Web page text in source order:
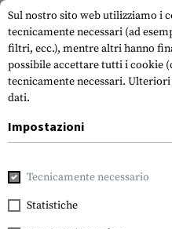
Sul nostro sito web utilizziamo i
tecnicamente necessari (ad
filtri, ecc.), mentre altri hanno
possibile accettare tutti i cookie
tecnicamente necessari. Ulteriori
dati.
Impostazioni
Tecnicamente necessario
Statistiche